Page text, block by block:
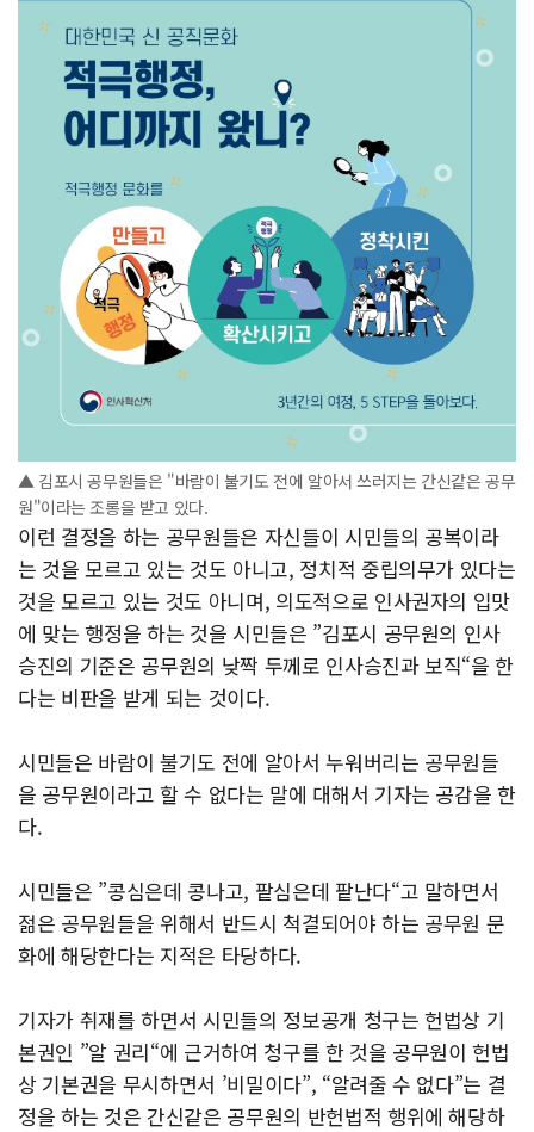
▲ 김포시 공무원들은 "바람이 불기도 전에 알아서 쓰러지는 간신같은 공무
원"이라는 조롱을 받고 있다.
이런 결정을 하는 공무원들은 자신들이 시민들의 공복이라
는 것을 모르고 있는 것도 아니고, 정치적 중립의무가 있다는
것을 모르고 있는 것도 아니며, 의도적으로 인사권자의 입맛
에 맞는 행정을 하는 것을 시민들은 ”김포시 공무원의 인사
승진의 기준은 공무원의 낮짝 두께로 인사승진과 보직“을 한
다는 비판을 받게 되는 것이다.
시민들은 바람이 불기도 전에 알아서 누워버리는 공무원들
을 공무원이라고 할 수 없다는 말에 대해서 기자는 공감을 한
다.
시민들은 ”콩심은데 콩나고, 팥심은데 팥난다“고 말하면서
젊은 공무원들을 위해서 반드시 척결되어야 하는 공무원 문
화에 해당한다는 지적은 타당하다.
기자가 취재를 하면서 시민들의 정보공개 청구는 헌법상 기
본권인 ”알 권리“에 근거하여 청구를 한 것을 공무원이 헌법
상 기본권을 무시하면서 ’비밀이다”, “알려줄 수 없다”는 결
정을 하는 것은 간신같은 공무원의 반헌법적 행위에 해당하